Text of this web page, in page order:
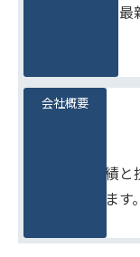
季節商品や、
たしかな実績
りをめざします。
会社概要